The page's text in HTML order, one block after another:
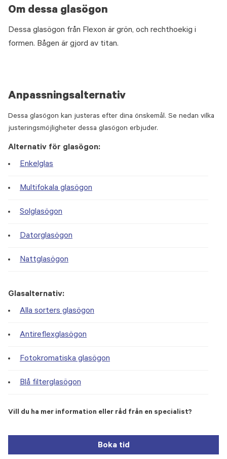
Om dessa glasögon
Dessa glasögon från Flexon är grön, och rechthoekig i
formen. Bågen är gjord av titan.
Anpassningsalternativ
Dessa glasögon kan justeras efter dina önskemål. Se nedan vilka
justeringsmöjligheter dessa glasögon erbjuder.
Alternativ för glasögon:
Enkelglas
Multifokala glasögon
Solglasögon
Datorglasögon
Nattglasögon
Glasalternativ:
Alla sorters glasögon
Antireflexglasögon
Fotokromatiska glasögon
Blå filterglasögon
Vill du ha mer information eller råd från en specialist?
Boka tid